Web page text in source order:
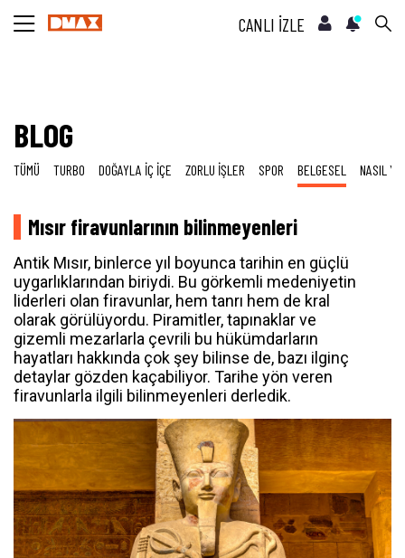
CANLI İZLE
BLOG
TÜMÜ TURBO DOĞAYLA İÇ İÇE ZORLU İŞLER SPOR BELGESEL NASIL
Mısır firavunlarının bilinmeyenleri
Antik Mısır, binlerce yıl boyunca tarihin en güçlü
uygarlıklarından biriydi. Bu görkemli medeniyetin
liderleri olan firavunlar, hem tanrı hem de kral
olarak görülüyordu. Piramitler, tapınaklar ve
gizemli mezarlarla çevrili bu hükümdarların
hayatları hakkında çok şey bilinse de, bazı ilginç
detaylar gözden kaçabiliyor. Tarihe yön veren
firavunlarla ilgili bilinmeyenleri derledik.